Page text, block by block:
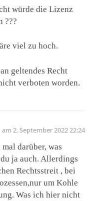
würde die Lizenz
???
viel zu hoch.
geltendes Recht
verboten worden.
am 2. September 2022 22:24
darüber, was
ja auch. Allerdings
Rechtsstreit , bei
um Kohle
Was ich hier nicht